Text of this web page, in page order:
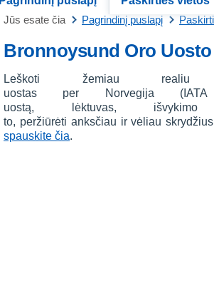
Jūs esate čia
Pagrindinį puslapį
Bronnoysund Oro
Leškoti žemiau realiu
uostas per Norvegija
uostą, lėktuvas,
to, peržiūrėti anksčiau ir vėliau
spauskite čia.